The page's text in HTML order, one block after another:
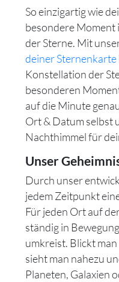
So einzigartig wie
besondere Moment
der Sterne. Mit
deiner Sternenkarte
Konstellation der
besonderen
auf die Minute
Ort & Datum selbst
Nachthimmel für
Unser
Durch unser
jedem Zeitpunkt
Für jeden Ort auf
ständig in
umkreist. Blickt
sieht man nahezu
Planeten, Galaxien